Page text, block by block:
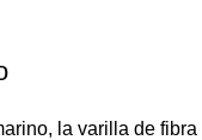
la varilla de